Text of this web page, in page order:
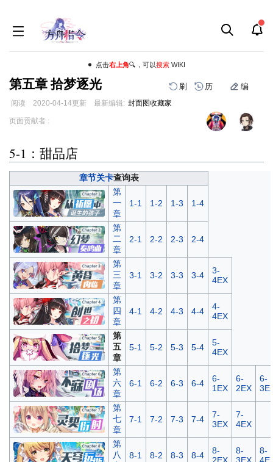
点击右上角🔍，可以搜索WIKI
第五章 拾梦逐光 刷 历 编
阅读 2020-04-14更新 最新编辑: 封面图收藏家
跳
航
跳
索
页面贡献者 :
5-1：甜品店
章节关卡查询表
第
一
章
1-1 1-2 1-3 1-4
第
二
章
2-1 2-2 2-3 2-4
第
三
章
3-1 3-2 3-3 3-4
3-
4EX
第
四
章
4-1 4-2 4-3 4-4
4-
4EX
第
五
章
5-1 5-2 5-3 5-4
5-
4EX
第
六
章
6-1 6-2 6-3 6-4
6-
1EX
6-
2EX
6-
第
七
章
7-1 7-2 7-3 7-4
7-
3EX
7-
4EX
第
八
8-1 8-2 8-3 8-4
8-
8-
8-